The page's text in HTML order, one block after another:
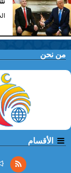
من نحن
الأقسام